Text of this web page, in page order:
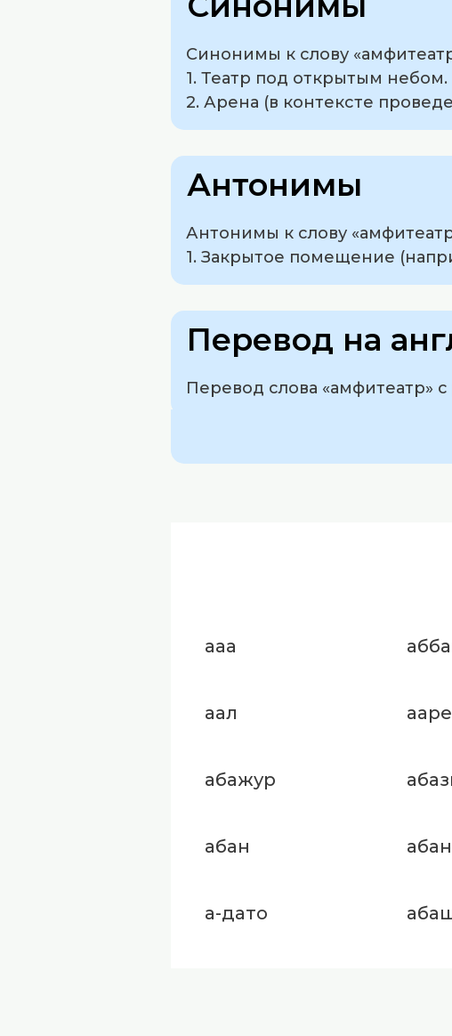
Синонимы к слову
1. Театр под открытым небом.
2. Арена (в контексте
Антонимы
Антонимы к слову
1. Закрытое помещение
Перевод на
Перевод слова «амфитеатр»
ааа
аал ааре
абажур
абан
а-дато